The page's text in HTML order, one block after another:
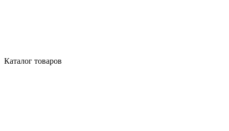
Каталог товаров